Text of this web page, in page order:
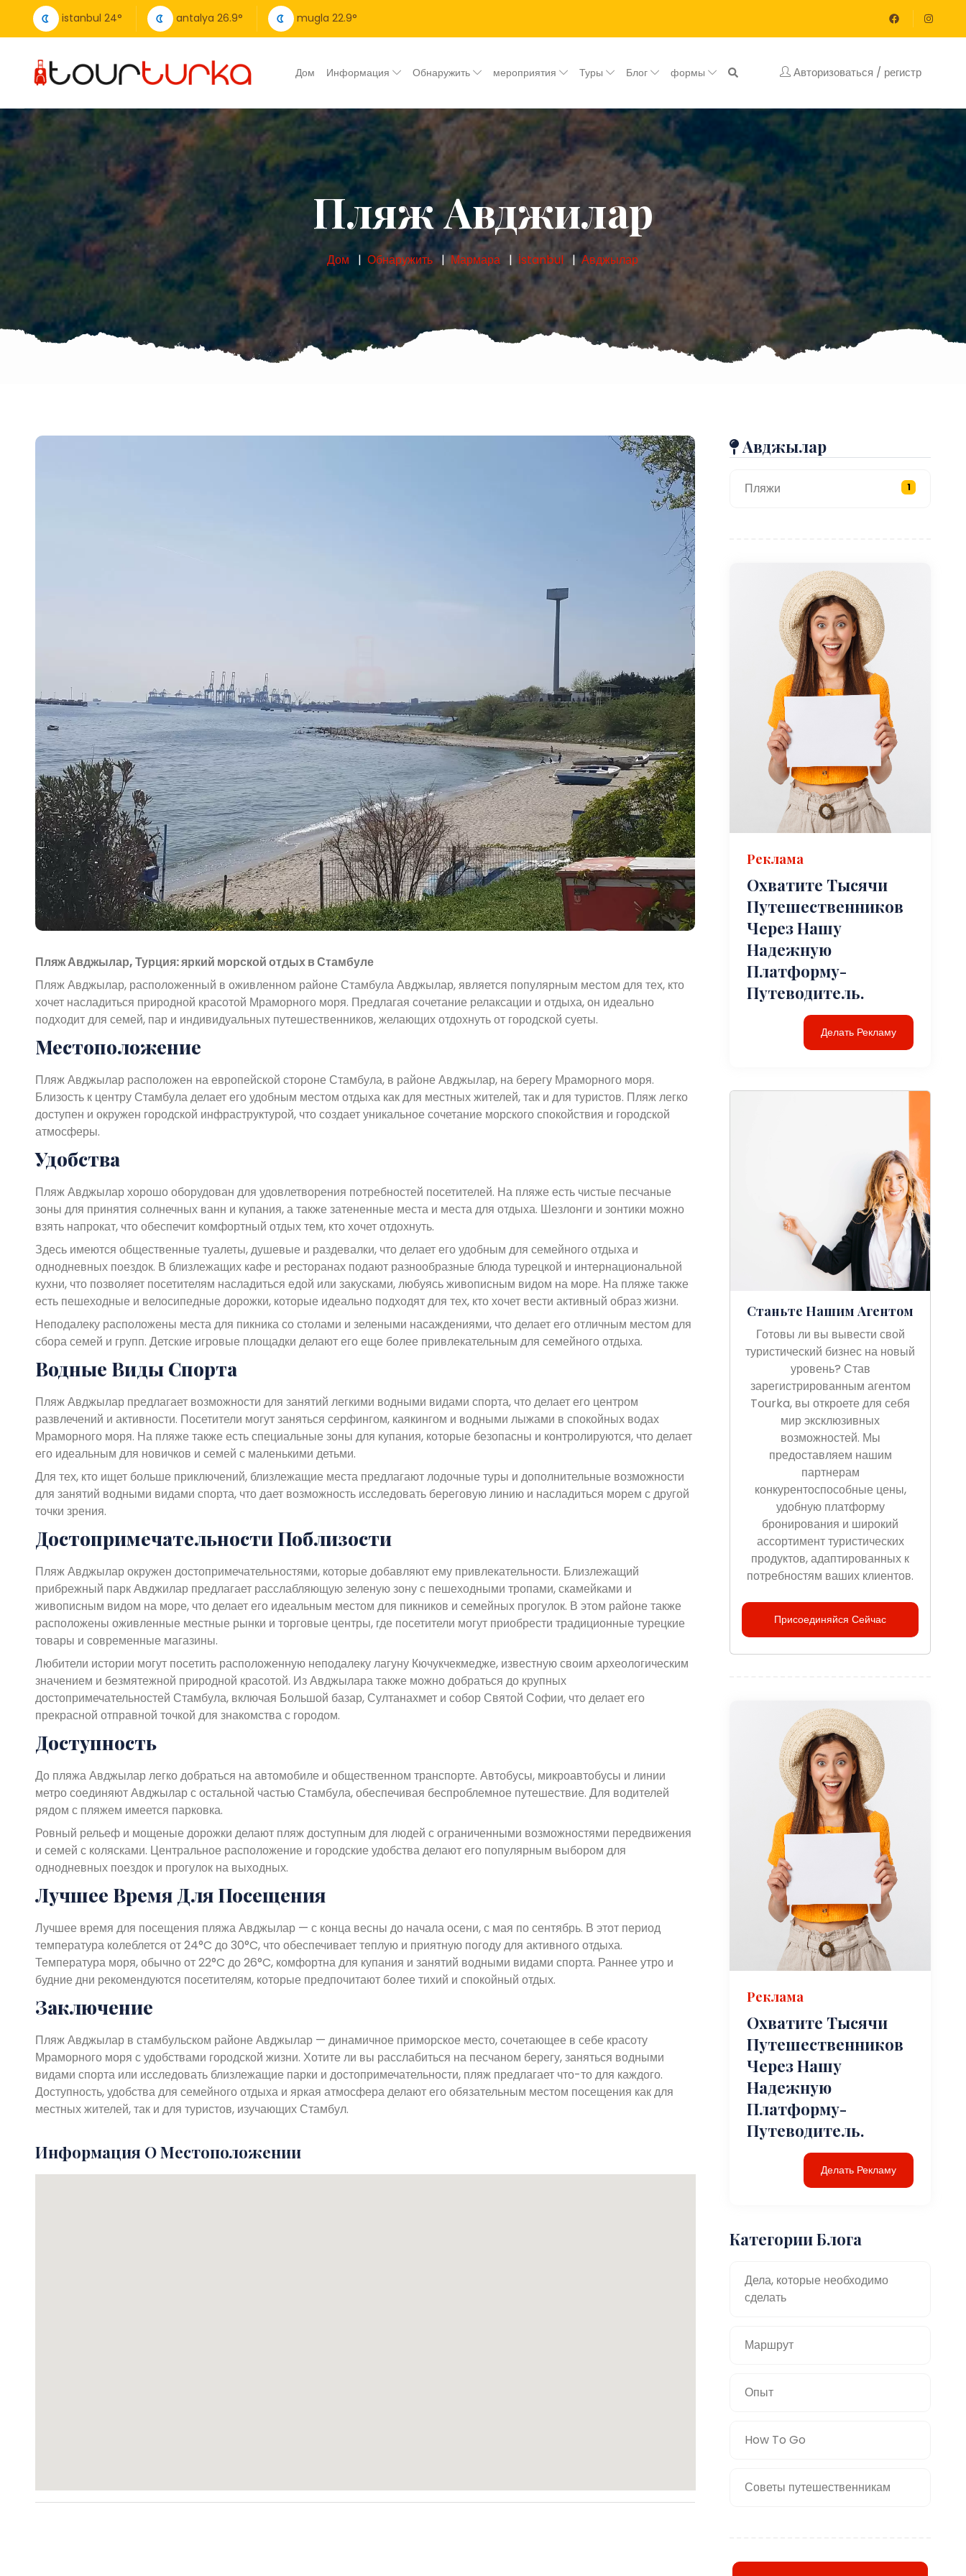
istanbul 24° antalya 26.9° mugla 22.9°
Дом Информация Обнаружить мероприятия Туры Блог формы Авторизоваться / регистр
Пляж Авджилар
Дом Обнаружить Мармара İstanbul Авджылар
Пляж Авджылар, Турция: яркий морской отдых в Стамбуле
Пляж Авджылар, расположенный в оживленном районе Стамбула Авджылар, является популярным местом для тех, кто
хочет насладиться природной красотой Мраморного моря. Предлагая сочетание релаксации и отдыха, он идеально
подходит для семей, пар и индивидуальных путешественников, желающих отдохнуть от городской суеты.
Местоположение
Пляж Авджылар расположен на европейской стороне Стамбула, в районе Авджылар, на берегу Мраморного моря.
Близость к центру Стамбула делает его удобным местом отдыха как для местных жителей, так и для туристов. Пляж легко
доступен и окружен городской инфраструктурой, что создает уникальное сочетание морского спокойствия и городской
атмосферы.
Удобства
Пляж Авджылар хорошо оборудован для удовлетворения потребностей посетителей. На пляже есть чистые песчаные
зоны для принятия солнечных ванн и купания, а также затененные места и места для отдыха. Шезлонги и зонтики можно
взять напрокат, что обеспечит комфортный отдых тем, кто хочет отдохнуть.
Здесь имеются общественные туалеты, душевые и раздевалки, что делает его удобным для семейного отдыха и
однодневных поездок. В близлежащих кафе и ресторанах подают разнообразные блюда турецкой и интернациональной
кухни, что позволяет посетителям насладиться едой или закусками, любуясь живописным видом на море. На пляже также
есть пешеходные и велосипедные дорожки, которые идеально подходят для тех, кто хочет вести активный образ жизни.
Неподалеку расположены места для пикника со столами и зелеными насаждениями, что делает его отличным местом для
сбора семей и групп. Детские игровые площадки делают его еще более привлекательным для семейного отдыха.
Водные Виды Спорта
Пляж Авджылар предлагает возможности для занятий легкими водными видами спорта, что делает его центром
развлечений и активности. Посетители могут заняться серфингом, каякингом и водными лыжами в спокойных водах
Мраморного моря. На пляже также есть специальные зоны для купания, которые безопасны и контролируются, что делает
его идеальным для новичков и семей с маленькими детьми.
Для тех, кто ищет больше приключений, близлежащие места предлагают лодочные туры и дополнительные возможности
для занятий водными видами спорта, что дает возможность исследовать береговую линию и насладиться морем с другой
точки зрения.
Достопримечательности Поблизости
Пляж Авджылар окружен достопримечательностями, которые добавляют ему привлекательности. Близлежащий
прибрежный парк Авджилар предлагает расслабляющую зеленую зону с пешеходными тропами, скамейками и
живописным видом на море, что делает его идеальным местом для пикников и семейных прогулок. В этом районе также
расположены оживленные местные рынки и торговые центры, где посетители могут приобрести традиционные турецкие
товары и современные магазины.
Любители истории могут посетить расположенную неподалеку лагуну Кючукчекмедже, известную своим археологическим
значением и безмятежной природной красотой. Из Авджылара также можно добраться до крупных
достопримечательностей Стамбула, включая Большой базар, Султанахмет и собор Святой Софии, что делает его
прекрасной отправной точкой для знакомства с городом.
Доступность
До пляжа Авджылар легко добраться на автомобиле и общественном транспорте. Автобусы, микроавтобусы и линии
метро соединяют Авджылар с остальной частью Стамбула, обеспечивая беспроблемное путешествие. Для водителей
рядом с пляжем имеется парковка.
Ровный рельеф и мощеные дорожки делают пляж доступным для людей с ограниченными возможностями передвижения
и семей с колясками. Центральное расположение и городские удобства делают его популярным выбором для
однодневных поездок и прогулок на выходных.
Лучшее Время Для Посещения
Лучшее время для посещения пляжа Авджылар — с конца весны до начала осени, с мая по сентябрь. В этот период
температура колеблется от 24°C до 30°C, что обеспечивает теплую и приятную погоду для активного отдыха.
Температура моря, обычно от 22°C до 26°C, комфортна для купания и занятий водными видами спорта. Раннее утро и
будние дни рекомендуются посетителям, которые предпочитают более тихий и спокойный отдых.
Заключение
Пляж Авджылар в стамбульском районе Авджылар — динамичное приморское место, сочетающее в себе красоту
Мраморного моря с удобствами городской жизни. Хотите ли вы расслабиться на песчаном берегу, заняться водными
видами спорта или исследовать близлежащие парки и достопримечательности, пляж предлагает что-то для каждого.
Доступность, удобства для семейного отдыха и яркая атмосфера делают его обязательным местом посещения как для
местных жителей, так и для туристов, изучающих Стамбул.
Информация О Местоположении
Авджылар
Пляжи 1
Реклама
Охватите Тысячи
Путешественников
Через Нашу
Надежную
Платформу-
Путеводитель.
Делать Рекламу
Станьте Нашим Агентом
Готовы ли вы вывести свой
туристический бизнес на новый
уровень? Став
зарегистрированным агентом
Tourka, вы откроете для себя
мир эксклюзивных
возможностей. Мы
предоставляем нашим
партнерам
конкурентоспособные цены,
удобную платформу
бронирования и широкий
ассортимент туристических
продуктов, адаптированных к
потребностям ваших клиентов.
Присоединяйся Сейчас
Реклама
Охватите Тысячи
Путешественников
Через Нашу
Надежную
Платформу-
Путеводитель.
Делать Рекламу
Категории Блога
Дела, которые необходимо
сделать
Маршрут
Опыт
How To Go
Советы путешественникам